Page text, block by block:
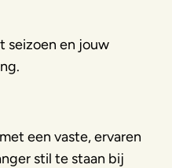
seizoen en jouw
een vaste, ervaren
stil te staan bij